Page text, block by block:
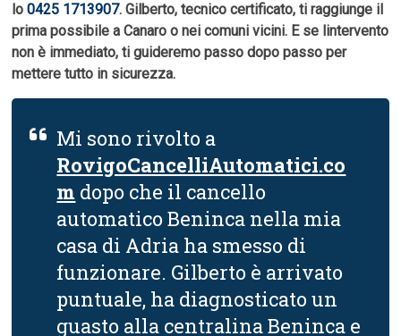
lo0425 1713907. Gilberto, tecnico certificato, ti raggiunge il
prima possibile a Canaro o nei comuni vicini. E se lintervento
non è immediato, ti guideremo passo dopo passo per
mettere tutto in sicurezza.
Mi sono rivolto a
RovigoCancelliAutomatici.co
m dopo che il cancello
automatico Beninca nella mia
casa di Adria ha smesso di
funzionare. Gilberto è arrivato
puntuale, ha diagnosticato un
guasto alla centralina Beninca e